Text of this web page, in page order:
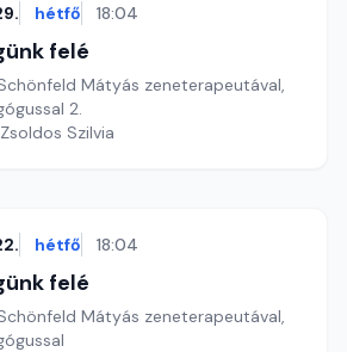
hétfő 18:04
felé
Mátyás zeneterapeutával,
2.
Szilvia
hétfő 18:04
felé
Mátyás zeneterapeutával,